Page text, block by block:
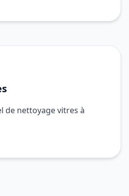
de nettoyage vitres à